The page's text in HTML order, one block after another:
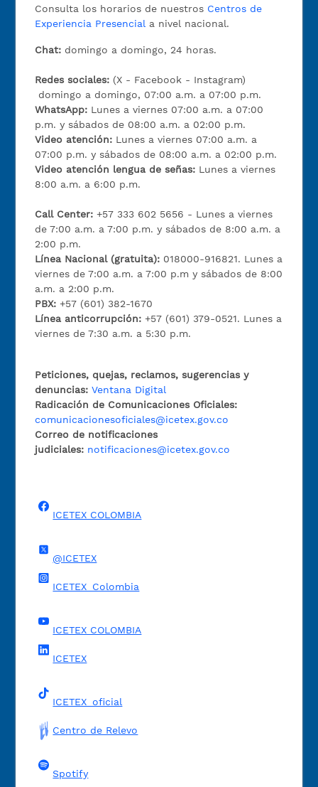
Consulta los horarios de nuestros Centros de
Experiencia Presencial a nivel nacional.
Chat: domingo a domingo, 24 horas.
Redes sociales: (X - Facebook - Instagram)
domingo a domingo, 07:00 a.m. a 07:00 p.m.
WhatsApp: Lunes a viernes 07:00 a.m. a 07:00
p.m. y sábados de 08:00 a.m. a 02:00 p.m.
Video atención: Lunes a viernes 07:00 a.m. a
07:00 p.m. y sábados de 08:00 a.m. a 02:00 p.m.
Video atención lengua de señas: Lunes a viernes
8:00 a.m. a 6:00 p.m.
Call Center:+57 333 602 5656 - Lunes a viernes
de 7:00 a.m. a 7:00 p.m. y sábados de 8:00 a.m. a
2:00 p.m.
Línea Nacional (gratuita): 018000-916821. Lunes a
viernes de 7:00 a.m. a 7:00 p.m y sábados de 8:00
a.m. a 2:00 p.m.
PBX:+57 (601) 382-1670
Línea anticorrupción:+57 (601) 379-0521. Lunes a
viernes de 7:30 a.m. a 5:30 p.m.
Peticiones, quejas, reclamos, sugerencias y
denuncias: Ventana Digital
Radicación de Comunicaciones Oficiales:
comunicacionesoficiales@icetex.gov.co
Correo de notificaciones
judiciales: notificaciones@icetex.gov.co
ICETEX COLOMBIA
@ICETEX
ICETEX_Colombia
ICETEX COLOMBIA
ICETEX
ICETEX_oficial
Centro de Relevo
Spotify